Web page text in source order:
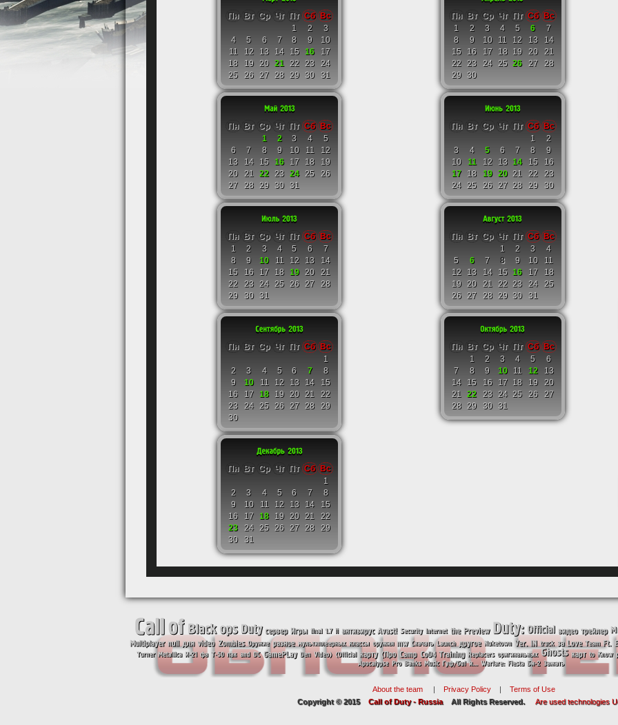
Пн Вт Ср Чт Пт Сб
Вс
1
2
3
4
5 6 7 8 9
10
11
12 13 14 15 16
17
18
19 20 21 22 23
24
25
26 27 28 29 30 31
Пн Вт Ср Чт Пт Сб
Вс
1
2 3 4 5 6
7
8
9 10 11 12 13
14
15
16 17 18 19 20
21
22
23 24 25 26 27
28
29
30
Пн Вт Ср Чт Пт Сб
Вс
1
2 3 4
5
6
7 8 9 10 11
12
13
14 15 16 17 18
19
20
21 22 23 24 25
26
27
28 29 30 31
Пн Вт Ср Чт Пт Сб
Вс
1
2
3
4 5 6 7 8
9
10
11 12 13 14 15
16
17
18 19 20 21 22
23
24
25 26 27 28 29 30
Пн Вт Ср Чт Пт Сб
Вс
1
2 3 4 5 6
7
8
9 10 11 12 13
14
15
16 17 18 19 20
21
22
23 24 25 26 27
28
29
30 31
Пн Вт Ср Чт Пт Сб
Вс
1
2 3
4
5
6 7 8 9 10
11
12
13 14 15 16 17
18
19
20 21 22 23 24
25
26
27 28 29 30 31
Пн Вт Ср Чт Пт Сб
Вс
1
2
3 4 5 6 7
8
9
10 11 12 13 14
15
16
17 18 19 20 21
22
23
24 25 26 27 28
29
30
Пн Вт Ср Чт Пт Сб
Вс
1
2 3 4 5
6
7
8 9 10 11 12
13
14
15 16 17 18 19
20
21
22 23 24 25 26
27
28
29 30 31
Пн Вт Ср Чт Пт Сб
Вс
1
2
3 4 5 6 7
8
9
10 11 12 13 14
15
16
17 18 19 20 21
22
23
24 25 26 27 28
29
30
31
About the team| Privacy Policy|
Terms of Use
Copyright © 2015 Call of Duty - RussiaAll Rights Reserved. Are used technologies